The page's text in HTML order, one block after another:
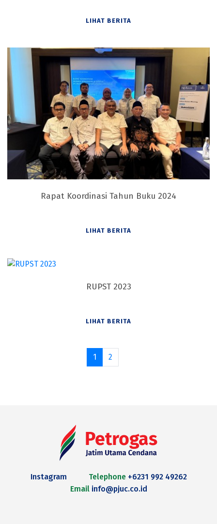
LIHAT BERITA
Rapat Koordinasi Tahun Buku 2024
LIHAT BERITA
RUPST 2023
LIHAT BERITA
1 2
Instagram Telephone +6231 992 49262
Email info@pjuc.co.id